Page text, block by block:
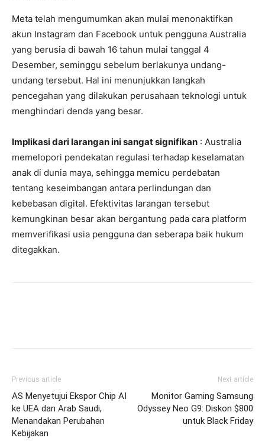
Meta telah mengumumkan akan mulai menonaktifkan
akun Instagram dan Facebook untuk pengguna Australia
yang berusia di bawah 16 tahun mulai tanggal 4
Desember, seminggu sebelum berlakunya undang-
undang tersebut. Hal ini menunjukkan langkah
pencegahan yang dilakukan perusahaan teknologi untuk
menghindari denda yang besar.
Implikasi dari larangan ini sangat signifikan : Australia
memelopori pendekatan regulasi terhadap keselamatan
anak di dunia maya, sehingga memicu perdebatan
tentang keseimbangan antara perlindungan dan
kebebasan digital. Efektivitas larangan tersebut
kemungkinan besar akan bergantung pada cara platform
memverifikasi usia pengguna dan seberapa baik hukum
ditegakkan.
Previous article
AS Menyetujui Ekspor Chip AI
ke UEA dan Arab Saudi,
Menandakan Perubahan
Kebijakan
Next article
Monitor Gaming Samsung
Odyssey Neo G9: Diskon $800
untuk Black Friday